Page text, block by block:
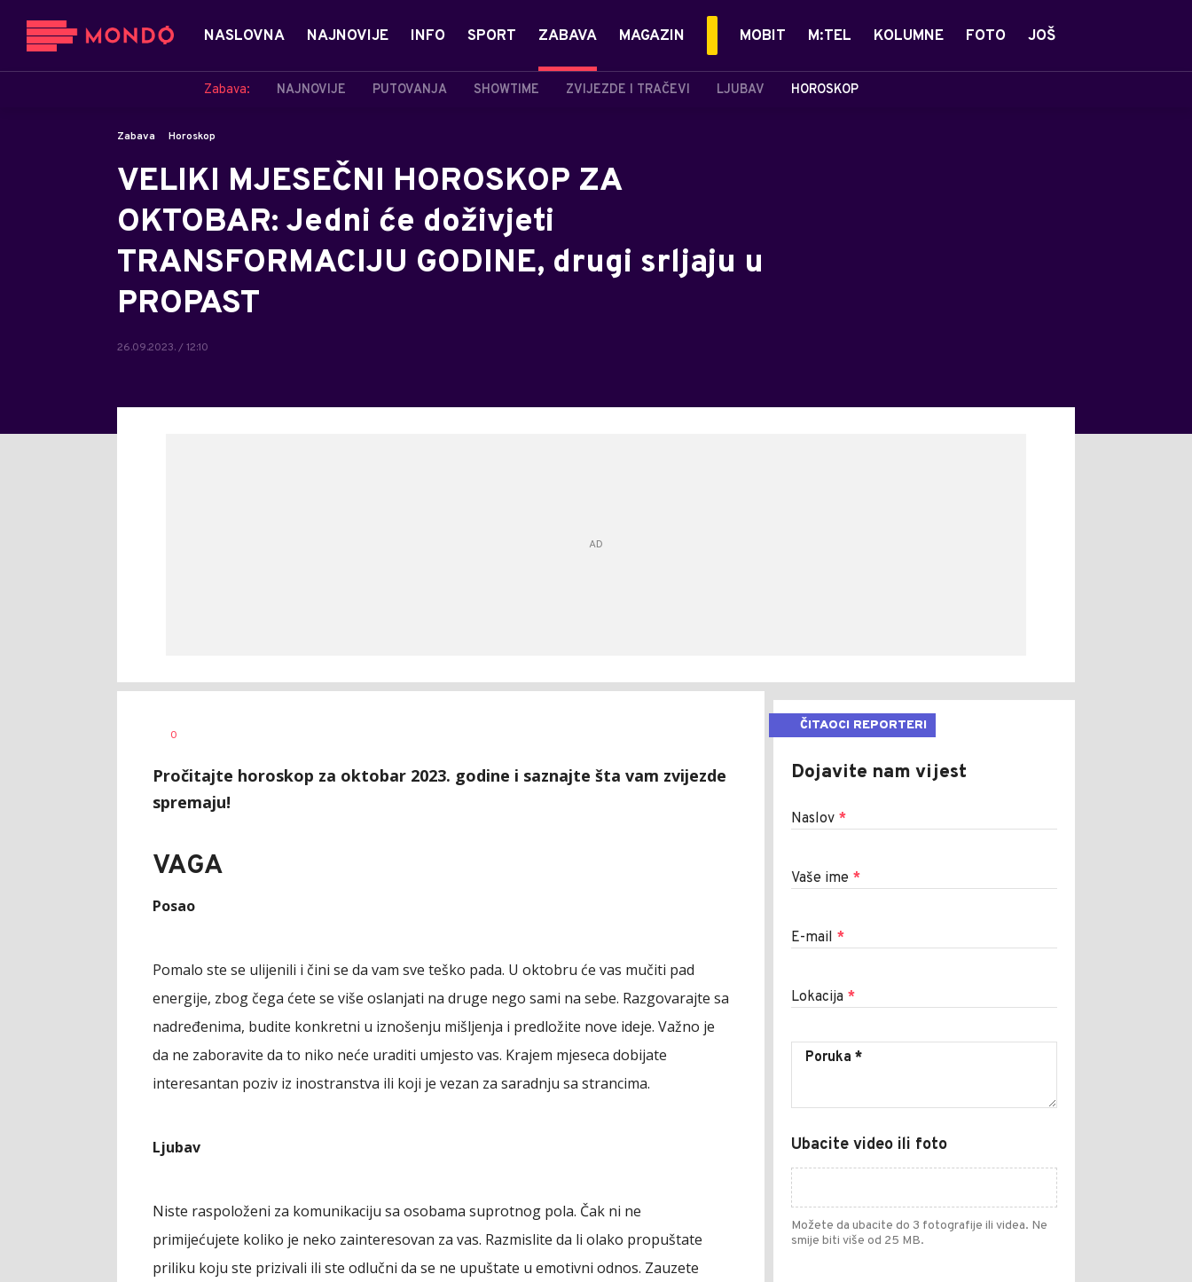
NASLOVNA NAJNOVIJE INFO SPORT ZABAVA
Zabava: NAJNOVIJE PUTOVANJA SHOWTIME ZVIJEZDE I TRAČEVI LJUBAV HOROSKOP
MAGAZIN MOBIT M:TEL KOLUMNE FOTO JOŠ
Zabava Horoskop
VELIKI MJESEČNI HOROSKOP ZA
OKTOBAR: Jedni će doživjeti
TRANSFORMACIJU GODINE, drugi srljaju u
PROPAST
26.09.2023. / 12:10
AUTOR
0
Pročitajte horoskop za oktobar 2023. godine i saznajte šta vam zvijezde
spremaju!
VAGA
Posao
Pomalo ste se ulijenili i čini se da vam sve teško pada. U oktobru će vas mučiti pad
energije, zbog čega ćete se više oslanjati na druge nego sami na sebe. Razgovarajte sa
nadređenima, budite konkretni u iznošenju mišljenja i predložite nove ideje. Važno je
da ne zaboravite da to niko neće uraditi umjesto vas. Krajem mjeseca dobijate
interesantan poziv iz inostranstva ili koji je vezan za saradnju sa strancima.
Ljubav
Niste raspoloženi za komunikaciju sa osobama suprotnog pola. Čak ni ne
primijećujete koliko je neko zainteresovan za vas. Razmislite da li olako propuštate
priliku koju ste prizivali ili ste odlučni da se ne upuštate u emotivni odnos. Zauzete
ČITAOCI REPORTERI
Dojavite nam vijest
Naslov *
Vaše ime *
E-mail *
Lokacija *
Ubacite video ili foto
Možete da ubacite do 3 fotografije ili videa. Ne
smije biti više od 25 MB.